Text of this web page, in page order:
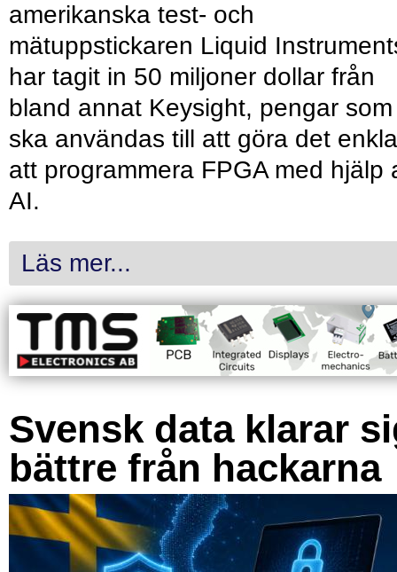
amerikanska test- och
mätuppstickaren Liquid
har tagit in 50 miljoner dollar från
bland annat Keysight, pengar som
ska användas till att göra det
att programmera FPGA med hjälp
AI.
Läs mer...
Svensk data klarar
bättre från hackarna